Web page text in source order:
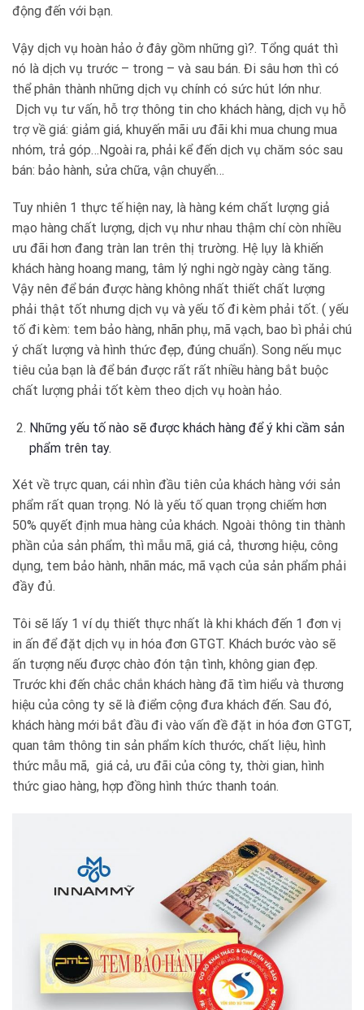
động đến với bạn.
Vậy dịch vụ hoàn hảo ở đây gồm những gì?. Tổng quát thì
nó là dịch vụ trước – trong – và sau bán. Đi sâu hơn thì có
thể phân thành những dịch vụ chính có sức hút lớn như.
Dịch vụ tư vấn, hỗ trợ thông tin cho khách hàng, dịch vụ hỗ
trợ về giá: giảm giá, khuyến mãi ưu đãi khi mua chung mua
nhóm, trả góp…Ngoài ra, phải kể đến dịch vụ chăm sóc sau
bán: bảo hành, sửa chữa, vận chuyển…
Tuy nhiên 1 thực tế hiện nay, là hàng kém chất lượng giả
mạo hàng chất lượng, dịch vụ như nhau thậm chí còn nhiều
ưu đãi hơn đang tràn lan trên thị trường. Hệ lụy là khiến
khách hàng hoang mang, tâm lý nghi ngờ ngày càng tăng.
Vậy nên để bán được hàng không nhất thiết chất lượng
phải thật tốt nhưng dịch vụ và yếu tố đi kèm phải tốt. ( yếu
tố đi kèm: tem bảo hàng, nhãn phụ, mã vạch, bao bì phải chú
ý chất lượng và hình thức đẹp, đúng chuẩn). Song nếu mục
tiêu của bạn là để bán được rất rất nhiều hàng bắt buộc
chất lượng phải tốt kèm theo dịch vụ hoàn hảo.
Những yếu tố nào sẽ được khách hàng để ý khi cầm sản
phẩm trên tay.
Xét về trực quan, cái nhìn đầu tiên của khách hàng với sản
phẩm rất quan trọng. Nó là yếu tố quan trọng chiếm hơn
50% quyết định mua hàng của khách. Ngoài thông tin thành
phần của sản phẩm, thì mẫu mã, giá cả, thương hiệu, công
dụng, tem bảo hành, nhãn mác, mã vạch của sản phẩm phải
đầy đủ.
Tôi sẽ lấy 1 ví dụ thiết thực nhất là khi khách đến 1 đơn vị
in ấn để đặt dịch vụ in hóa đơn GTGT. Khách bước vào sẽ
ấn tượng nếu được chào đón tận tình, không gian đẹp.
Trước khi đến chắc chắn khách hàng đã tìm hiểu và thương
hiệu của công ty sẽ là điểm cộng đưa khách đến. Sau đó,
khách hàng mới bắt đầu đi vào vấn đề đặt in hóa đơn GTGT,
quan tâm thông tin sản phẩm kích thước, chất liệu, hình
thức mẫu mã, giá cả, ưu đãi của công ty, thời gian, hình
thức giao hàng, hợp đồng hình thức thanh toán.